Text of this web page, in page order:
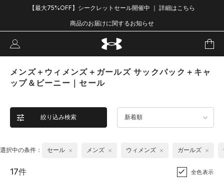
【最大75%OFF】シークレットセール開催中 ｜ 詳細はこちら
商品のお届けに関するお知らせ
メンズ＋ウィメンズ＋ガールズ サックパック＋キャ
ップ＆ビーニー｜セール
絞り込み検索 新着順
選択中の条件： セール メンズ ウィメンズ ガールズ
17件 全色表示